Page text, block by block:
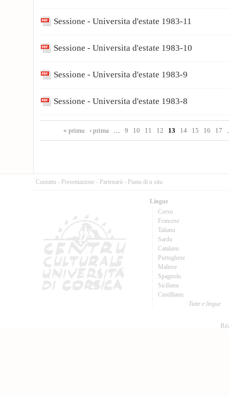
Sessione - Universita d'estate 1983-11
Sessione - Universita d'estate 1983-10
Sessione - Universita d'estate 1983-9
Sessione - Universita d'estate 1983-8
« primu
‹ prima … 9 10 11 12 13 14 15 16 17
Cuntattu - Presentazione - Partenarii - Pianu di u situ
Lingue
Corsu
Francese
Talianu
Sardu
Catalanu
Purtughese
Maltese
Spagnolu
Sicilianu
Castillianu
Tutte e lingue